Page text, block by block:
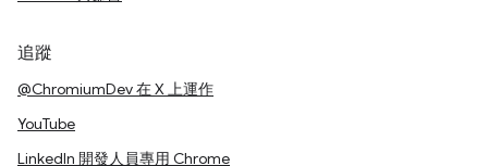
追蹤
@ChromiumDev 在 X 上運作
YouTube
LinkedIn 開發人員專用 Chrome